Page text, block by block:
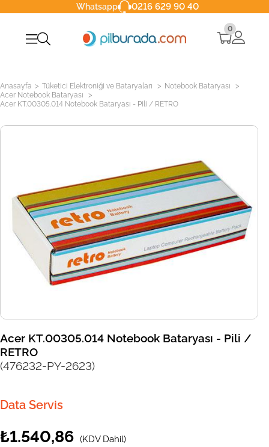
Whatsapp 0216 629 90 40
0
Anasayfa > Tüketici Elektroniği ve Bataryaları > Notebook Bataryası >
Acer Notebook Bataryası >
Acer KT.00305.014 Notebook Bataryası - Pili / RETRO
Acer KT.00305.014 Notebook Bataryası - Pili /
RETRO
(476232-PY-2623)
Data Servis
₺1.540,86 (KDV Dahil)